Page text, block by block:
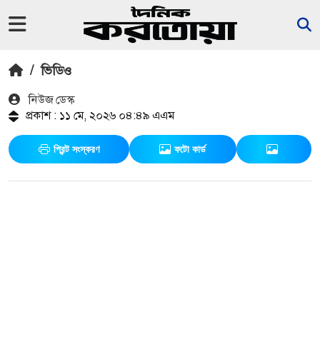
/ ভিডিও
নিউজ ডেস্ক
প্রকাশ : ১১ মে, ২০২৬ ০৪:৪৯ এএম
প্রিন্ট সংস্করণ ফটো কার্ড